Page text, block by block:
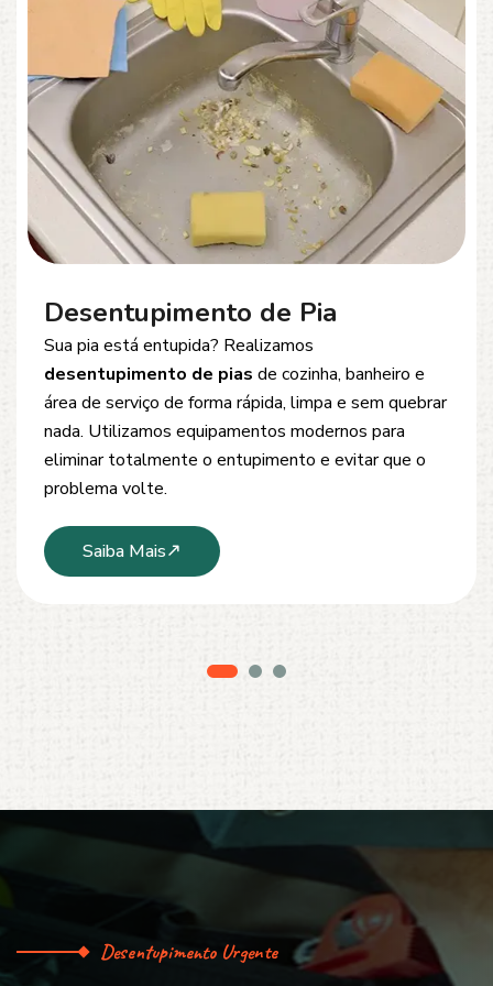
Desentupimento de Esgoto
Problemas comentupimento de esgoto
Oferecemos soluções rápidas e eficientes para
desobstrução de redes de esgoto, caixas de
inspeção e tubulações. Utilizamos equipamentos
modernos e técnicas seguras que garantem um
serviço limpo, ágil e sem danos à estrutura.
Saiba Mais
Desentupimento Urgente